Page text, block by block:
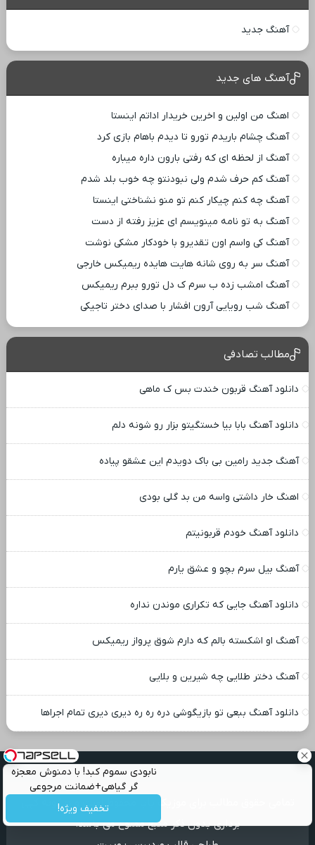
نابودی سموم کبد! با دمنوش معجزه
گر گیاهی+ضمانت مرجوعی
تخفیف ویژه!
آهنگ جدید
آهنگ های جدید
اهنگ من اولین و اخرین خریدار اداتم اینستا
آهنگ چشام باریدم تورو تا دیدم باهام بازی کرد
آهنگ از لحظه ای که رفتی بارون داره میباره
آهنگ کم حرف شدم ولی نبودنتو چه خوب بلد شدم
آهنگ چه کنم چیکار کنم تو منو نشناختی اینستا
آهنگ به تو نامه مینویسم ای عزیز رفته از دست
آهنگ کی واسم اون تقدیرو با خودکار مشکی نوشت
آهنگ سر به روی شانه هایت هایده ریمیکس خارجی
آهنگ امشب زده ب سرم ک دل تورو ببرم ریمیکس
آهنگ شب رویایی آرون افشار با صدای دختر تاجیکی
مطالب تصادفی
دانلود آهنگ قربون خندت بس ک ماهی
دانلود آهنگ بابا بیا خستگیتو بزار رو شونه دلم
آهنگ جدید رامین بی باک دویدم این عشقو پیاده
اهنگ خار داشتی واسه من بد گلی بودی
دانلود آهنگ خودم قربونیتم
آهنگ بیل سرم بچو و عشق یارم
دانلود آهنگ جایی که تکراری موندن نداره
آهنگ او اشکسته بالم که دارم شوق پرواز ریمیکس
آهنگ دختر طلایی چه شیرین و بلایی
دانلود آهنگ ببعی تو بازیگوشی دره ره ره دیری دیری تمام اجراها
تمامی حقوق مطالب برای موزیک بابا محفوظ است و هرگونه کپی
برداری بدون ذکر منبع ممنوع می باشد.